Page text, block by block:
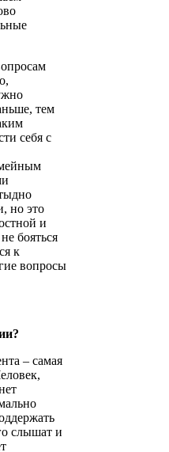
тем
себя с
но это
и
бояться
к
вопросы
– самая
слышат и